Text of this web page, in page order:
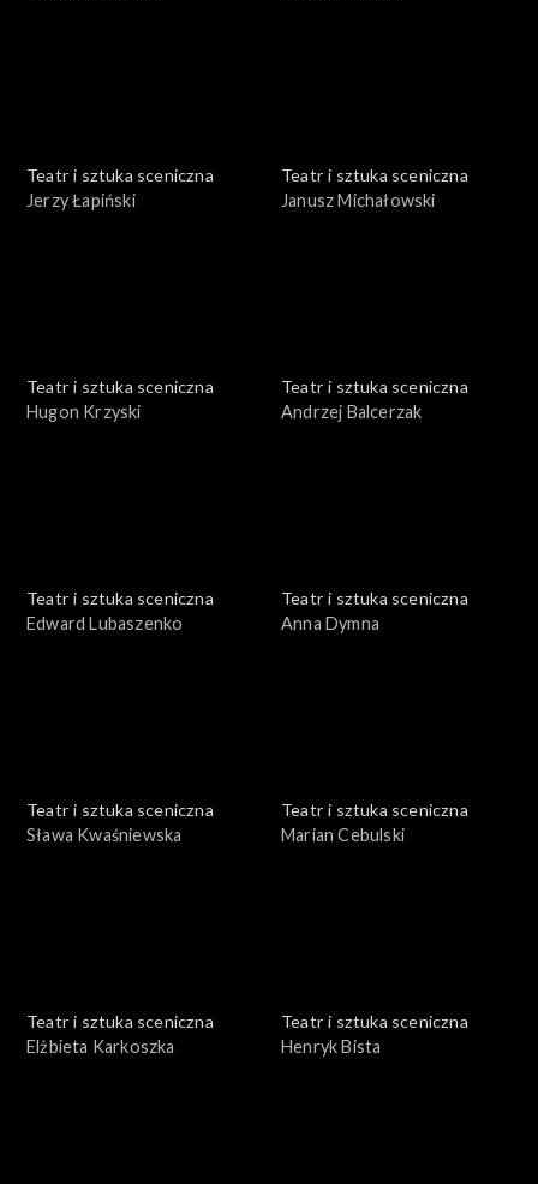
Teatr i sztuka sceniczna
Jerzy Łapiński
Teatr i sztuka sceniczna
Janusz Michałowski
Teatr i sztuka sceniczna
Hugon Krzyski
Teatr i sztuka sceniczna
Andrzej Balcerzak
Teatr i sztuka sceniczna
Edward Lubaszenko
Teatr i sztuka sceniczna
Anna Dymna
Teatr i sztuka sceniczna
Sława Kwaśniewska
Teatr i sztuka sceniczna
Marian Cebulski
Teatr i sztuka sceniczna
Elżbieta Karkoszka
Teatr i sztuka sceniczna
Henryk Bista